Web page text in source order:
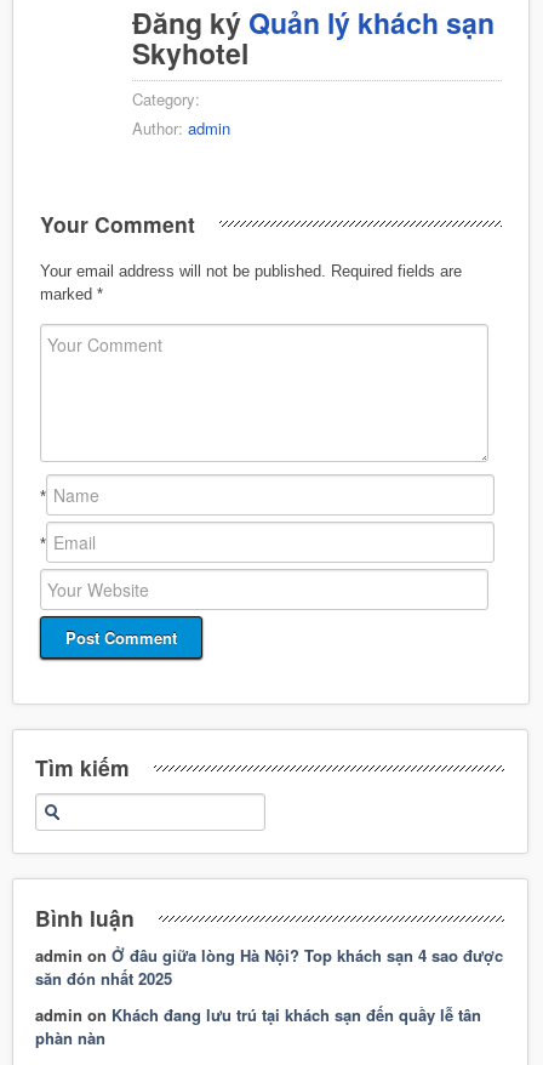
Đăng ký Quản lý khách sạn
Skyhotel
Category:
Author: admin
Your Comment
Your email address will not be published.
Required fields are
marked *
*
*
Tìm kiếm
Bình luận
admin onỞ đâu giữa lòng Hà Nội? Top khách sạn 4 sao được
săn đón nhất 2025
admin on Khách đang lưu trú tại khách sạn đến quầy lễ tân
phàn nàn